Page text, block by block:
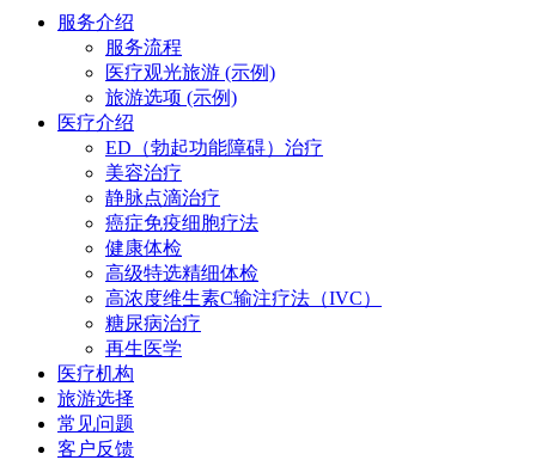
服务介绍
服务流程
医疗观光旅游 (示例)
旅游选项 (示例)
医疗介绍
ED（勃起功能障碍）治疗
美容治疗
静脉点滴治疗
癌症免疫细胞疗法
健康体检
高级特选精细体检
高浓度维生素C输注疗法（IVC）
糖尿病治疗
再生医学
医疗机构
旅游选择
常见问题
客户反馈